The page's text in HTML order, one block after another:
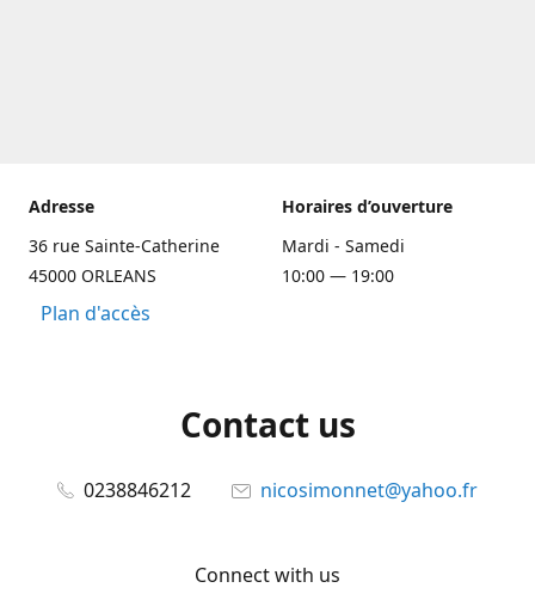
Adresse
36 rue Sainte-Catherine
45000 ORLEANS
Plan d'accès
Horaires d’ouverture
Mardi - Samedi
10:00 — 19:00
Contact us
0238846212 nicosimonnet@yahoo.fr
Connect with us